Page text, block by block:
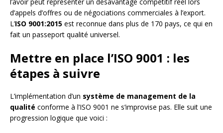
d’appels d’offres ou de négociations commerciales à l’export.
L’ISO 9001:2015 est reconnue dans plus de 170 pays, ce qui en
fait un passeport qualité universel.
Mettre en place l’ISO 9001 : les
étapes à suivre
L’implémentation d’un système de management de la
qualité conforme à l’ISO 9001 ne s’improvise pas. Elle suit une
progression logique que voici :